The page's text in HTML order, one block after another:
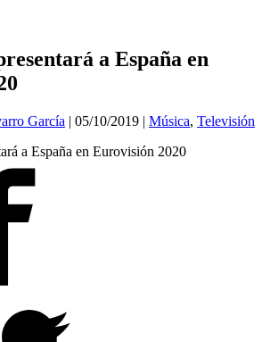
a España en
García | 05/10/2019 | Música, Televisión